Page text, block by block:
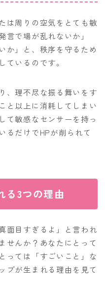
は周りの空気をとても敏
で場が乱れないか」
か」と、秩序を守るため
ているのです。
、理不尽な振る舞いをす
と以上に消耗してしまい
て敏感なセンサーを持っ
るだけでHPが削られて
る3つの理由
面目すぎるよ」と言われ
せんか？あなたにとって
っては「すごいこと」な
プが生まれる理由を見て